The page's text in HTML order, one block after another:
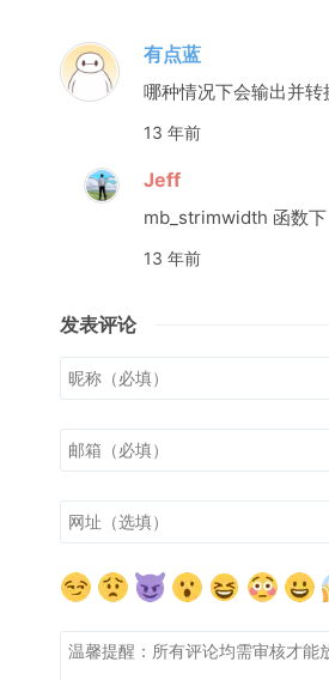
有点蓝
哪种情况下会输出并转
13 年前
Jeff
mb_strimwidth 函数下
13 年前
发表评论